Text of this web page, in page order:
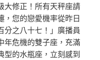
大修正！所有天秤座請
，您的戀愛機率從昨日
分之八十七！」廣播員
年危機的雙子座，充滿
型的水瓶座，立刻感到